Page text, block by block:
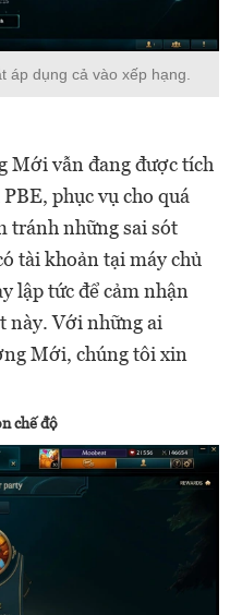
áp dụng cả vào xếp hạng.
Mới vẫn đang được tích
phục vụ cho quá
tránh những sai sót
tài khoản tại máy chủ
lập tức để cảm nhận
này. Với những ai
Mới, chúng tôi xin
chế độ